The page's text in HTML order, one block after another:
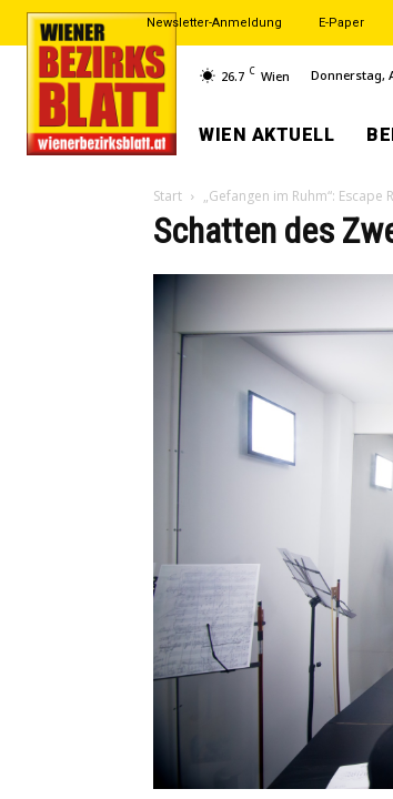
Newsletter-Anmeldung E-Paper
26.7 C Wien Donnerstag,
WIEN AKTUELL
Start „Gefangen im Ruhm“: Escape
Schatten des